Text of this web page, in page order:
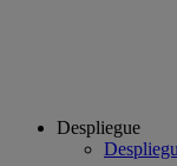
Despliegue